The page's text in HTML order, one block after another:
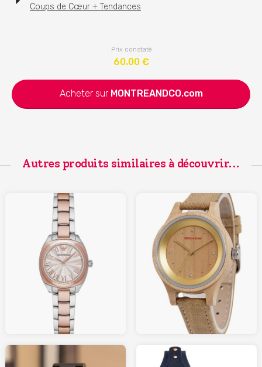
Coups de Cœur + Tendances
Prix constaté
60.00€
Acheter sur MONTREANDCO.com
Autres produits similaires à découvrir...
159.00
AMAZON.fr
129.00
AMAZON.fr